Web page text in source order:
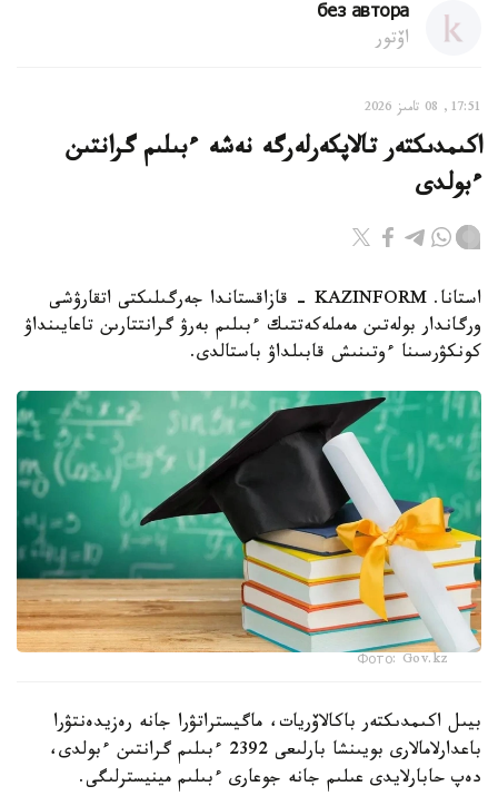
без автора
اۆتور
17:51, 08 تامىز 2026
اكىمدىكتەر تالاپكەرلەرگە نەشە ءبىلىم گرانتىن
ءبولدى
استانا. KAZINFORM - قازاقستاندا جەرگىلىكتى اتقارۋشى
ورگاندار بولەتىن مەملەكەتتىك ءبىلىم بەرۋ گرانتتارىن تاعايىنداۋ
كونكۋرسىنا ءوتىنىش قابىلداۋ باستالدى.
Фото: Gov.kz
بيىل اكىمدىكتەر باكالاۆريات، ماگيستراتۋرا جانە رەزيدەنتۋرا
باعدارلامالارى بويىنشا بارلىعى 2392 ءبىلىم گرانتىن ءبولدى،
دەپ حابارلايدى عىلىم جانە جوعارى ءبىلىم مينيسترلىگى.